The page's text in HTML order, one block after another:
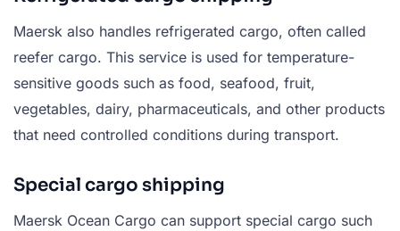
Maersk also handles refrigerated cargo, often called
reefer cargo. This service is used for temperature-
sensitive goods such as food, seafood, fruit,
vegetables, dairy, pharmaceuticals, and other products
that need controlled conditions during transport.
Special cargo shipping
Maersk Ocean Cargo can support special cargo such